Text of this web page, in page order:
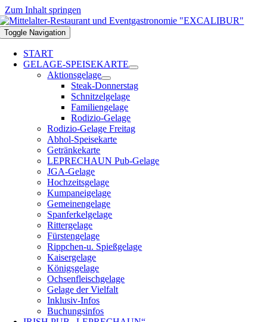
Zum Inhalt springen
Toggle Navigation
START
GELAGE-SPEISEKARTE
Aktionsgelage
Steak-Donnerstag
Schnitzelgelage
Familiengelage
Rodizio-Gelage
Rodizio-Gelage Freitag
Abhol-Speisekarte
Getränkekarte
LEPRECHAUN Pub-Gelage
JGA-Gelage
Hochzeitsgelage
Kumpaneigelage
Gemeinengelage
Spanferkelgelage
Rittergelage
Fürstengelage
Rippchen-u. Spießgelage
Kaisergelage
Königsgelage
Ochsenfleischgelage
Gelage der Vielfalt
Inklusiv-Infos
Buchungsinfos